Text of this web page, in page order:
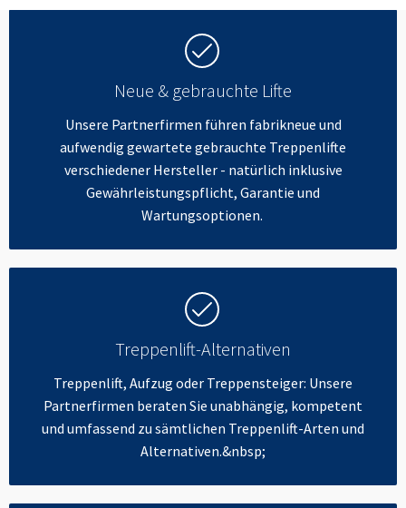
Neue & gebrauchte Lifte
Unsere Partnerfirmen führen fabrikneue und
aufwendig gewartete gebrauchte Treppenlifte
verschiedener Hersteller - natürlich inklusive
Gewährleistungspflicht, Garantie und
Wartungsoptionen.
Treppenlift-Alternativen
Treppenlift, Aufzug oder Treppensteiger: Unsere
Partnerfirmen beraten Sie unabhängig, kompetent
und umfassend zu sämtlichen Treppenlift-Arten und
Alternativen.&nbsp;